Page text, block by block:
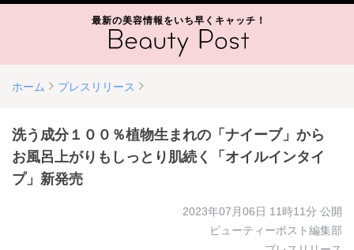
最新の美容情報をいち早くキャッチ！
ホーム プレスリリース
洗う成分１００％植物生まれの「ナイーブ」から
お風呂上がりもしっとり肌続く「オイルインタイ
プ」新発売
2023年07月06日 11時11分 公開
ビューティーポスト編集部